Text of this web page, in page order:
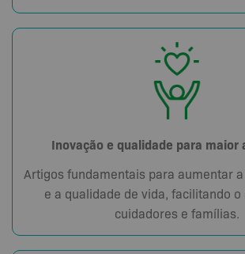
Inovação e qualidade para maior
Artigos fundamentais para aumentar
e a qualidade de vida, facilitando o
cuidadores e famílias.